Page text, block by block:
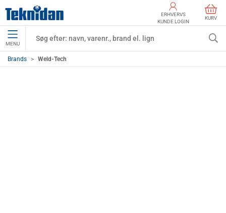
ERHVERVS
KUNDE LOGIN
KURV
MENU
Brands Weld-Tech